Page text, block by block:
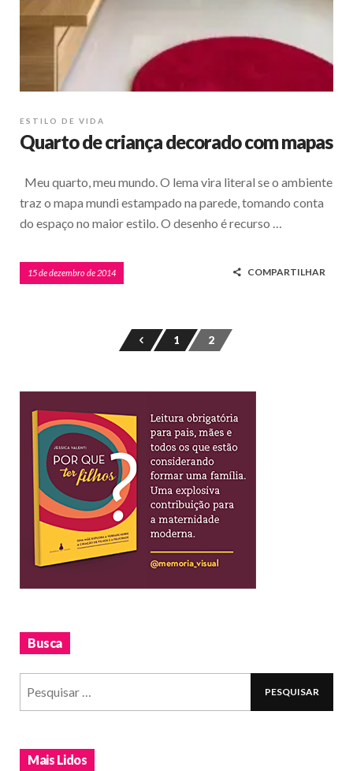
ESTILO DE VIDA
Quarto de criança decorado com mapas
Meu quarto, meu mundo. O lema vira literal se o ambiente
traz o mapa mundi estampado na parede, tomando conta
do espaço no maior estilo. O desenho é recurso …
15 de dezembro de 2014 COMPARTILHAR
1 2
Busca
Mais Lidos